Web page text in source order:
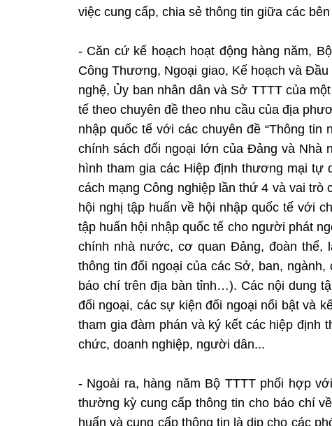
việc cung cấp, chia sẻ thông tin giữa các
- Căn cứ kế hoạch hoạt động hàng năm,
Công Thương, Ngoại giao, Kế hoạch và
nghệ, Ủy ban nhân dân và Sở TTTT của
tế theo chuyên đề theo nhu cầu của địa
nhập quốc tế với các chuyên đề “Thông tin
chính sách đối ngoại lớn của Đảng và Nhà
hình tham gia các Hiệp định thương mại tự
cách mạng Công nghiệp lần thứ 4 và vai trò
hội nghị tập huấn về hội nhập quốc tế với
tập huấn hội nhập quốc tế cho người phát
chính nhà nước, cơ quan Đảng, đoàn thể,
thông tin đối ngoại của các Sở, ban,
báo chí trên địa bàn tỉnh…). Các nội dung
đối ngoại, các sự kiện đối ngoại nổi bật và
tham gia đàm phán và ký kết các hiệp
chức, doanh nghiệp, người dân...
- Ngoài ra, hàng năm Bộ TTTT phối hợp
thường kỳ cung cấp thông tin cho báo chí
huấn và cung cấp thông tin là dịp cho các